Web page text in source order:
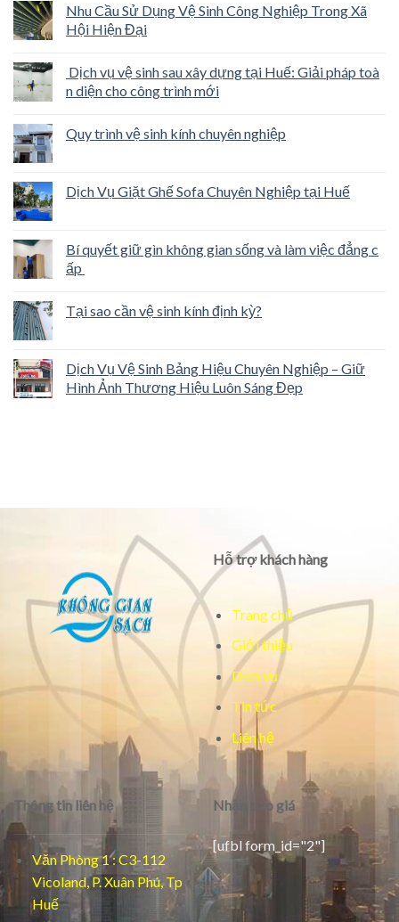
Nhu Cầu Sử Dụng Vệ Sinh Công Nghiệp Trong Xã
Hội Hiện Đại
Dịch vụ vệ sinh sau xây dựng tại Huế: Giải pháp toà
n diện cho công trình mới
Quy trình vệ sinh kính chuyên nghiệp
Dịch Vụ Giặt Ghế Sofa Chuyên Nghiệp tại Huế
Bí quyết giữ gìn không gian sống và làm việc đẳng c
ấp
Tại sao cần vệ sinh kính định kỳ?
Dịch Vụ Vệ Sinh Bảng Hiệu Chuyên Nghiệp – Giữ
Hình Ảnh Thương Hiệu Luôn Sáng Đẹp
Hỗ trợ khách hàng
Trang chủ
Giới thiệu
Dịch vụ
Tin tức
Liên hệ
Thông tin liên hệ
Văn Phòng 1 : C3-112
Vicoland, P. Xuân Phú, Tp
Huế
Nhận báo giá
[ufbl form_id="2"]